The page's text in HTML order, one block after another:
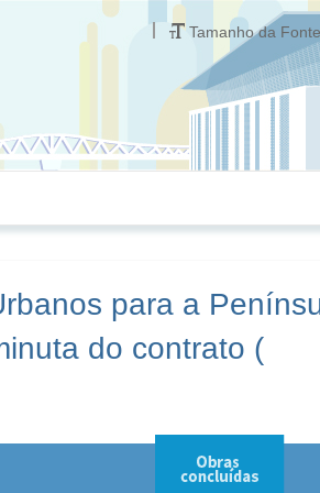
Tamanho da Fonte
para a
do contrato (